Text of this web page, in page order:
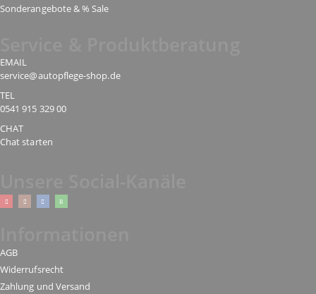
Sonderangebote & % Sale
EMAIL
service@autopflege-shop.de
TEL
0541 915 329 00
CHAT
Chat starten
AGB
Widerrufsrecht
Zahlung und Versand